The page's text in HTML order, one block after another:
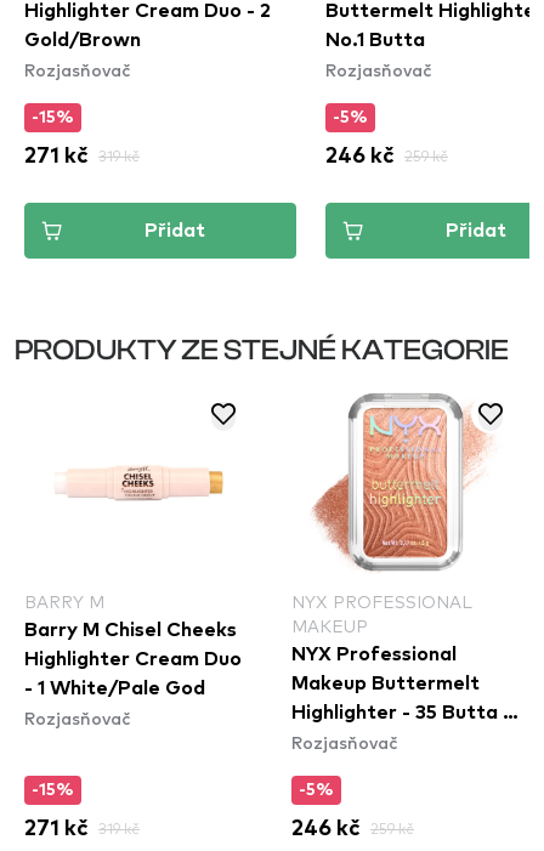
Highlighter Cream Duo - 2
Gold/Brown
Rozjasňovač
-15%
271 kč 319 kč
Přidat
Buttermelt
No.1 Butta
Rozjasňovač
-5%
246 kč 259 kč
Přidat
PRODUKTY ZE STEJNÉ KATEGORIE
BARRY M
Barry M Chisel Cheeks
Highlighter Cream Duo
- 1 White/Pale God
Rozjasňovač
-15%
271 kč 319 kč
NYX PROFESSIONAL
MAKEUP
NYX Professional
Makeup Buttermelt
Highlighter - 35 Butta In
Bronze
Rozjasňovač
-5%
246 kč 259 kč